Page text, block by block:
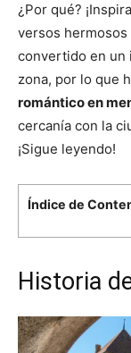
¿Por qué?
versos
convertido en un
zona, por lo que
romántico en
cercanía con la
¡Sigue leyendo!
Índice de
Historia